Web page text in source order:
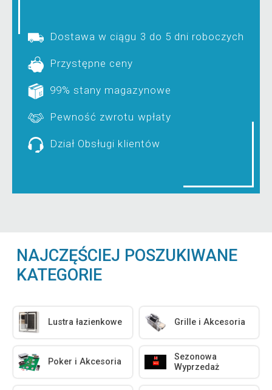
Dostawa w ciągu 3 do 5 dni roboczych
Przystępne ceny
99% stany magazynowe
Pewność zwrotu wpłaty
Dział Obsługi klientów
NAJCZĘŚCIEJ POSZUKIWANE
KATEGORIE
Lustra łazienkowe Grille i Akcesoria
Poker i Akcesoria
Sezonowa
Wyprzedaż